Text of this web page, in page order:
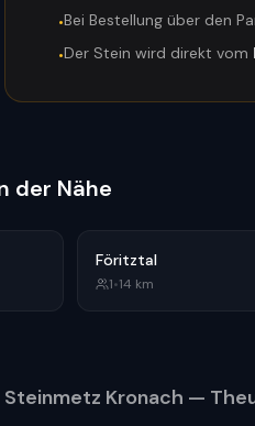
•Bei Bestellung über den
•Der Stein wird direkt vom
der Nähe
Föritztal
1•14 km
Steinmetz Kronach —